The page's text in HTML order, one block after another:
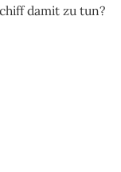
damit zu tun?